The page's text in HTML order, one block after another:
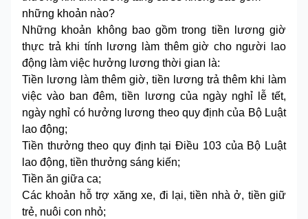
những khoản nào?
Những khoản không bao gồm trong tiền lương giờ
thực trả khi tính lương làm thêm giờ cho người lao
động làm việc hưởng lương thời gian là:
Tiền lương làm thêm giờ, tiền lương trả thêm khi làm
việc vào ban đêm, tiền lương của ngày nghỉ lễ tết,
ngày nghỉ có hưởng lương theo quy định của Bộ Luật
lao động;
Tiền thưởng theo quy định tại Điều 103 của Bộ Luật
lao động, tiền thưởng sáng kiến;
Tiền ăn giữa ca;
Các khoản hỗ trợ xăng xe, đi lại, tiền nhà ở, tiền giữ
trẻ, nuôi con nhỏ;